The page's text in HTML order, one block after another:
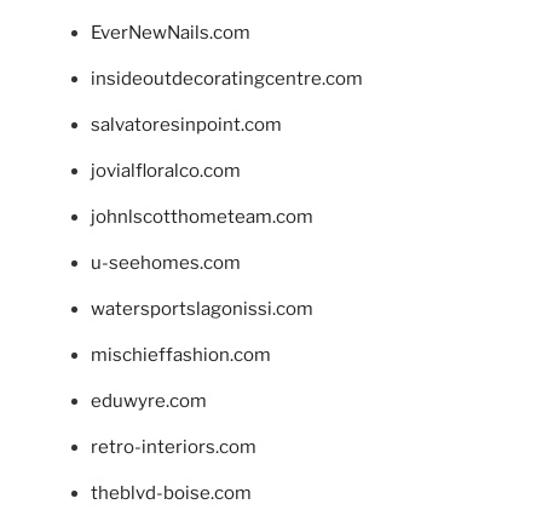
EverNewNails.com
insideoutdecoratingcentre.com
salvatoresinpoint.com
jovialfloralco.com
johnlscotthometeam.com
u-seehomes.com
watersportslagonissi.com
mischieffashion.com
eduwyre.com
retro-interiors.com
theblvd-boise.com